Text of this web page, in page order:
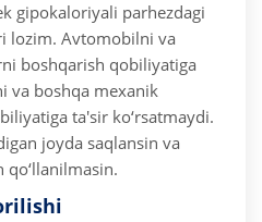
gipokaloriyali parhezdagi
lozim. Avtomobilni va
boshqarish qobiliyatiga
va boshqa mexanik
ta'sir ko‘rsatmaydi.
joyda saqlansin va
qo‘llanilmasin.